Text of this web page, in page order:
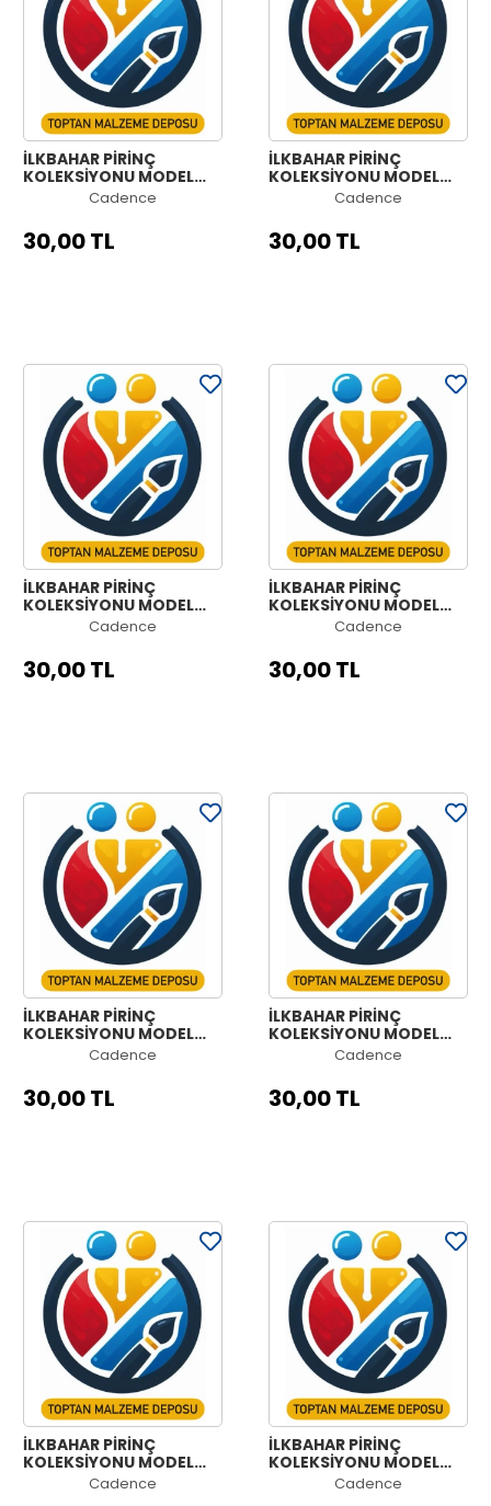
İLKBAHAR PİRİNÇ
KOLEKSİYONU MODEL
Cadence
30,00 TL
İLKBAHAR PİRİNÇ
KOLEKSİYONU MODEL
Cadence
30,00 TL
İLKBAHAR PİRİNÇ
KOLEKSİYONU MODEL
Cadence
30,00 TL
İLKBAHAR PİRİNÇ
KOLEKSİYONU MODEL
Cadence
30,00 TL
İLKBAHAR PİRİNÇ
KOLEKSİYONU MODEL
Cadence
30,00 TL
İLKBAHAR PİRİNÇ
KOLEKSİYONU MODEL
Cadence
30,00 TL
İLKBAHAR PİRİNÇ
KOLEKSİYONU MODEL
Cadence
İLKBAHAR PİRİNÇ
KOLEKSİYONU MODEL
Cadence